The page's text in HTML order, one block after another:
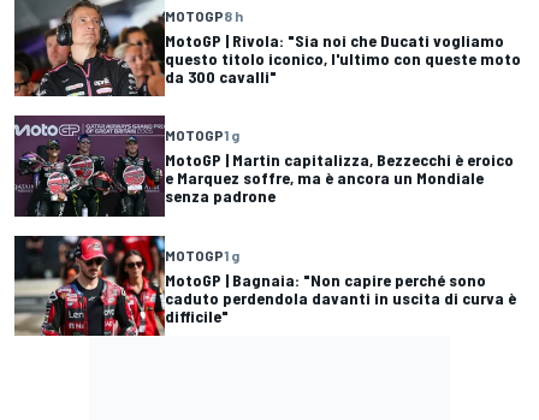
MOTOGP8 h
MotoGP | Rivola: "Sia noi che Ducati vogliamo
questo titolo iconico, l'ultimo con queste moto
da 300 cavalli"
MOTOGP1 g
MotoGP | Martin capitalizza, Bezzecchi è eroico
e Marquez soffre, ma è ancora un Mondiale
senza padrone
MOTOGP1 g
MotoGP | Bagnaia: "Non capire perché sono
caduto perdendola davanti in uscita di curva è
difficile"